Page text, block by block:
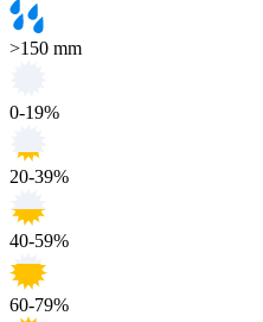
>150 mm
0-19%
20-39%
40-59%
60-79%